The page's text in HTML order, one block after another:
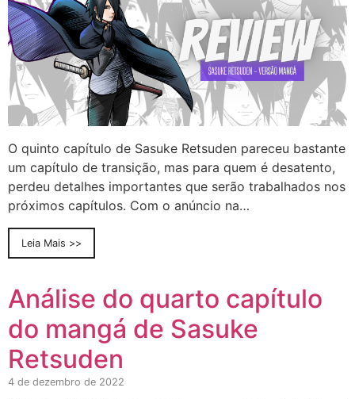
O quinto capítulo de Sasuke Retsuden pareceu bastante
um capítulo de transição, mas para quem é desatento,
perdeu detalhes importantes que serão trabalhados nos
próximos capítulos. Com o anúncio na…
Leia Mais >>
Análise do quarto capítulo
do mangá de Sasuke
Retsuden
4 de dezembro de 2022